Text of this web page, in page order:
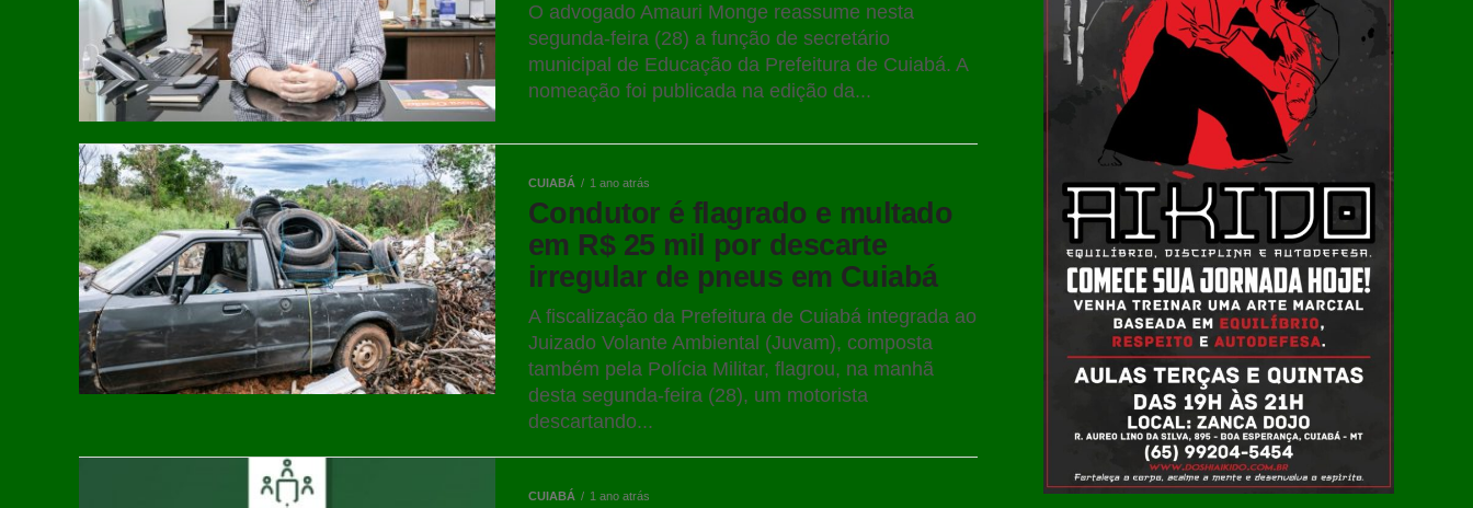
O advogado Amauri Monge reassume nesta
segunda-feira (28) a função de secretário
municipal de Educação da Prefeitura de Cuiabá. A
nomeação foi publicada na edição da...
CUIABÁ 1 ano atrás
Condutor é flagrado e multado
em R$ 25 mil por descarte
irregular de pneus em Cuiabá
A fiscalização da Prefeitura de Cuiabá integrada ao
Juizado Volante Ambiental (Juvam), composta
também pela Polícia Militar, flagrou, na manhã
desta segunda-feira (28), um motorista
descartando...
CUIABÁ 1 ano atrás